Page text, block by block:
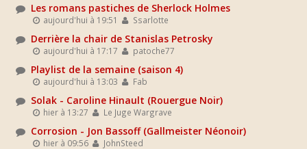
Les romans pastiches de Sherlock Holmes
aujourd'hui à 19:51 Ssarlotte
Derrière la chair de Stanislas Petrosky
aujourd'hui à 17:17 patoche77
Playlist de la semaine (saison 4)
aujourd'hui à 13:03 Fab
Solak - Caroline Hinault (Rouergue Noir)
hier à 13:27 Le Juge Wargrave
Corrosion - Jon Bassoff (Gallmeister Néonoir)
hier à 09:56 JohnSteed